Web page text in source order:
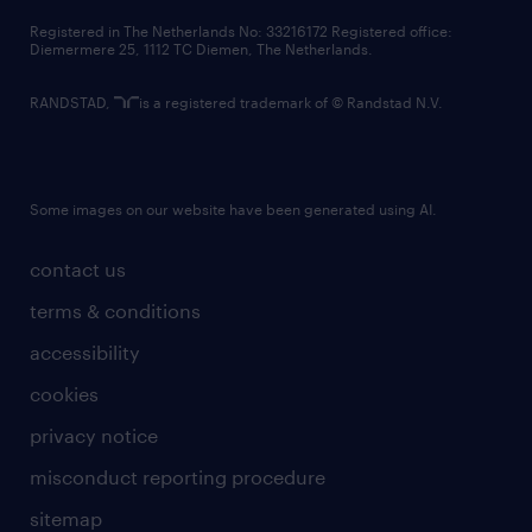
contact us
terms & conditions
accessibility
cookies
privacy notice
misconduct reporting procedure
sitemap
Registered in The Netherlands No: 33216172 Registered office:
Diemermere 25, 1112 TC Diemen, The Netherlands.
RANDSTAD, is a registered trademark of © Randstad N.V.
Some images on our website have been generated using AI.